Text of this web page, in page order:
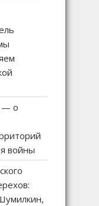
— о
войны